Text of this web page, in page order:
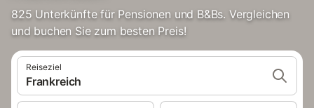
825 Unterkünfte für Pensionen und B&Bs. Vergleichen
und buchen Sie zum besten Preis!
Reiseziel
Frankreich